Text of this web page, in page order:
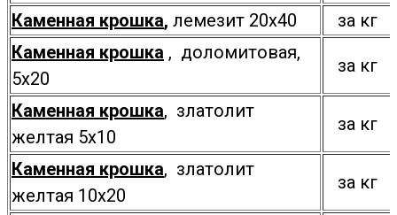
Каменная крошка, лемезит 20х40
за кг
Каменная крошка , доломитовая,
5х20
за кг
Каменная крошка, златолит
желтая 5х10
за кг
Каменная крошка, златолит
желтая 10х20
за кг